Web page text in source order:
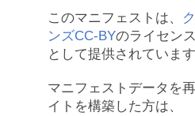
このマニフェストは、
ンズCC-BYのライセン
として提供されています
マニフェストデータを
イトを構築した方は、